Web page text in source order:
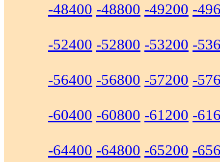
-48400 -48800 -49200 -
-52400 -52800 -53200 -
-56400 -56800 -57200 -
-60400 -60800 -61200 -
-64400 -64800 -65200 -